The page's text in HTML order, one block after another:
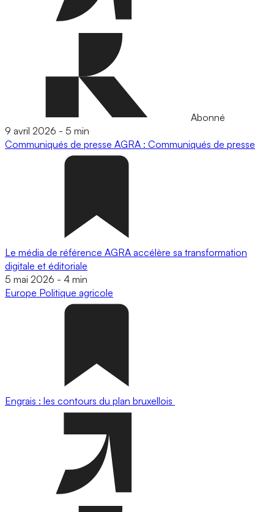
Abonné
9 avril 2026 - 5 min
Communiqués de presse AGRA : Communiqués de presse
Le média de référence AGRA accélère sa transformation
digitale et éditoriale
5 mai 2026 - 4 min
Europe Politique agricole
Engrais : les contours du plan bruxellois